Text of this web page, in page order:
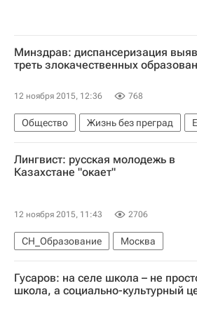
Минздрав: диспансеризация
треть злокачественных
12 ноября 2015, 12:36 768
Общество Жизнь без преград
Весь мир
Татьяна Яковлева
Лингвист: русская молодежь в
Казахстане "окает"
12 ноября 2015, 11:43 2706
СН_Образование
Москва
Русский язык в мире
Европа
Центральный ФО
Весь мир
Гусаров: на селе школа – не
школа, а социально-культурный